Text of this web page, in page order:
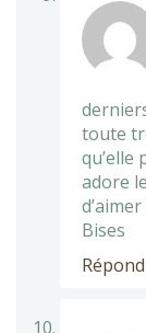
toute
qu’elle
adore
Bises